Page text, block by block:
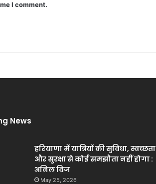
I comment.
News
हरियाणा में यात्रियों की सुविधा, स्वच्छता
और सुरक्षा से कोई समझौता नहीं होगा :
अनिल विज
May 25, 2026